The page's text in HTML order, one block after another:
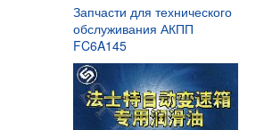
Запчасти для технического
обслуживания АКПП
FC6A145